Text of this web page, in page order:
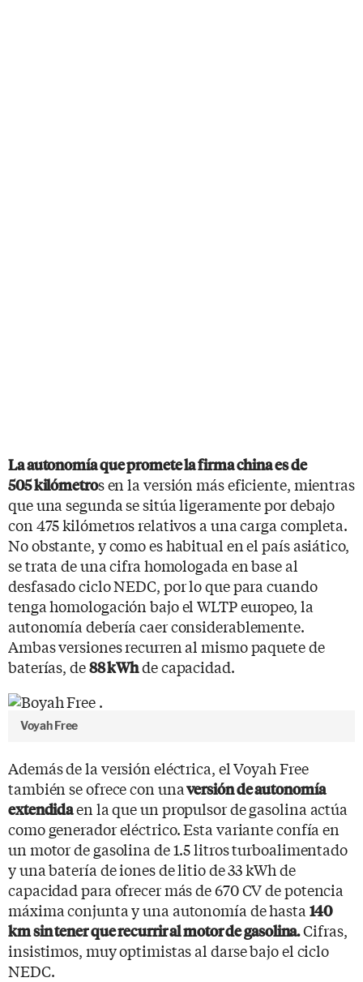
La autonomía que promete la firma china es de
505 kilómetros en la versión más eficiente, mientras
que una segunda se sitúa ligeramente por debajo
con 475 kilómetros relativos a una carga completa.
No obstante, y como es habitual en el país asiático,
se trata de una cifra homologada en base al
desfasado ciclo NEDC, por lo que para cuando
tenga homologación bajo el WLTP europeo, la
autonomía debería caer considerablemente.
Ambas versiones recurren al mismo paquete de
baterías, de88 kWhde capacidad.
Voyah Free
Además de la versión eléctrica, el Voyah Free
también se ofrece con unaversión de autonomía
extendidaen la que un propulsor de gasolina actúa
como generador eléctrico. Esta variante confía en
un motor de gasolina de 1.5 litros turboalimentado
y una batería de iones de litio de 33 kWh de
capacidad para ofrecer más de 670 CV de potencia
máxima conjunta y una autonomía de hasta 140
km sin tener que recurrir al motor de gasolina.Cifras,
insistimos, muy optimistas al darse bajo el ciclo
NEDC.